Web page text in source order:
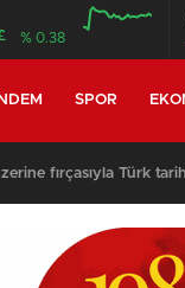
% 0.38
SPOR
ilk 3 hafta maç